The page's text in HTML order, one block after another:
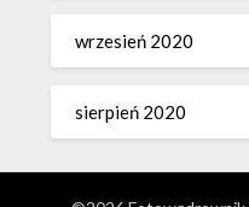
wrzesień 2020
sierpień 2020